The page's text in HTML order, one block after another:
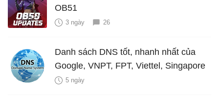
OB51
3 ngày 26
Danh sách DNS tốt, nhanh nhất của
Google, VNPT, FPT, Viettel, Singapore
5 ngày